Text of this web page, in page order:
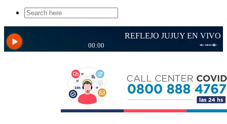
Search
for: